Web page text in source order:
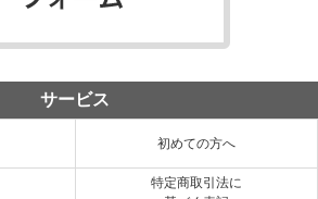
サービス
初めての方へ
特定商取引法に